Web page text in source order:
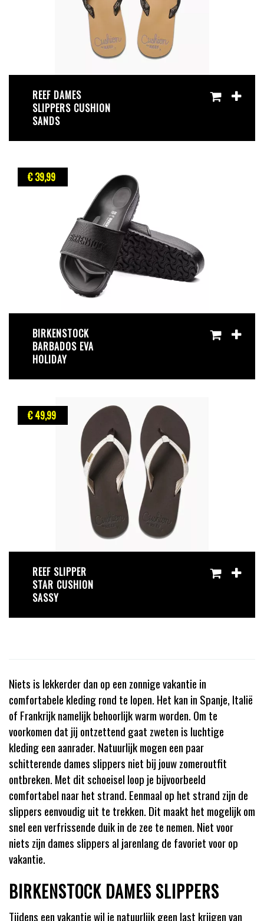
REEF DAMES
SLIPPERS CUSHION
SANDS
€ 39,99
BIRKENSTOCK
BARBADOS EVA
HOLIDAY
€ 49,99
REEF SLIPPER
STAR CUSHION
SASSY
Niets is lekkerder dan op een zonnige vakantie in
comfortabele kleding rond te lopen. Het kan in Spanje, Italië
of Frankrijk namelijk behoorlijk warm worden. Om te
voorkomen dat jij ontzettend gaat zweten is luchtige
kleding een aanrader. Natuurlijk mogen een paar
schitterende dames slippers niet bij jouw zomeroutfit
ontbreken. Met dit schoeisel loop je bijvoorbeeld
comfortabel naar het strand. Eenmaal op het strand zijn de
slippers eenvoudig uit te trekken. Dit maakt het mogelijk om
snel een verfrissende duik in de zee te nemen. Niet voor
niets zijn dames slippers al jarenlang de favoriet voor op
vakantie.
BIRKENSTOCK DAMES SLIPPERS
Tijdens een vakantie wil je natuurlijk geen last krijgen van